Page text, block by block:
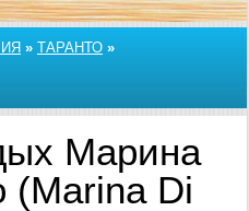
» ТАРАНТО »
Марина
(Marina Di